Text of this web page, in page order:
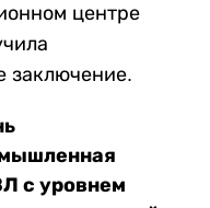
центре
заключение.
с уровнем